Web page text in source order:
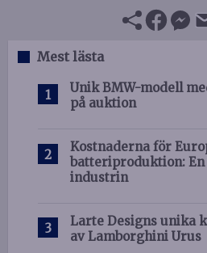
Mest lästa
Unik BMW-modell
på auktion
Kostnaderna för
batteriproduktion:
industrin
Larte Designs unika
av Lamborghini Urus